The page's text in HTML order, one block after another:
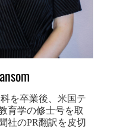
を卒業後、米国テ
育学の修士号を取
社のPR翻訳を皮切